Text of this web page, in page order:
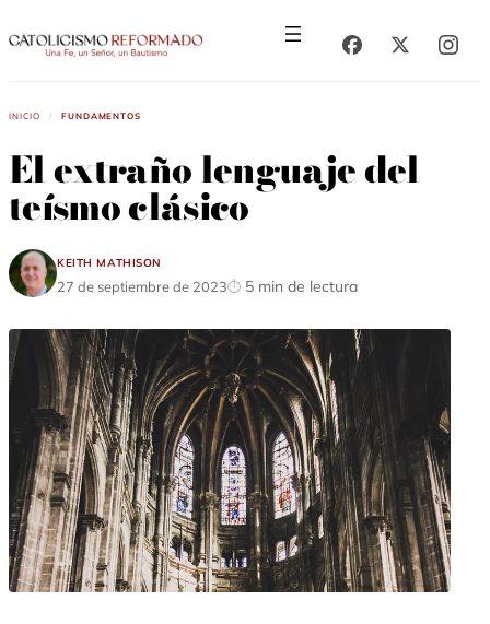
al
al
Inicio / Fundamentos
El extraño lenguaje del
teísmo clásico
Keith Mathison
27 de septiembre de 2023 5 min de lectura